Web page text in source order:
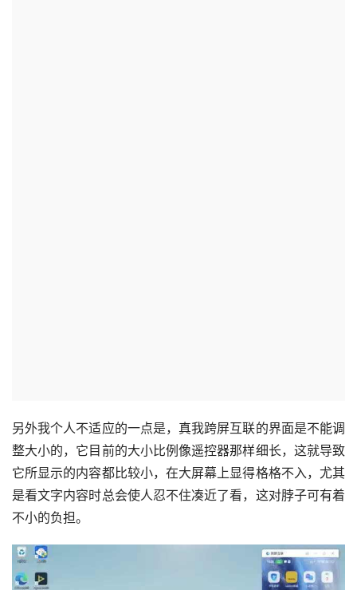
另外我个人不适应的一点是，真我跨屏互联的界面是不能调
整大小的，它目前的大小比例像遥控器那样细长，这就导致
它所显示的内容都比较小，在大屏幕上显得格格不入，尤其
是看文字内容时总会使人忍不住凑近了看，这对脖子可有着
不小的负担。